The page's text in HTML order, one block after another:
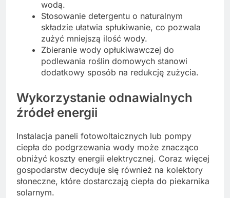
wodą.
Stosowanie detergentu o naturalnym
składzie ułatwia spłukiwanie, co pozwala
zużyć mniejszą ilość wody.
Zbieranie wody opłukiwawczej do
podlewania roślin domowych stanowi
dodatkowy sposób na redukcję zużycia.
Wykorzystanie odnawialnych
źródeł energii
Instalacja paneli fotowoltaicznych lub pompy
ciepła do podgrzewania wody może znacząco
obniżyć koszty energii elektrycznej. Coraz więcej
gospodarstw decyduje się również na kolektory
słoneczne, które dostarczają ciepła do piekarnika
solarnym.